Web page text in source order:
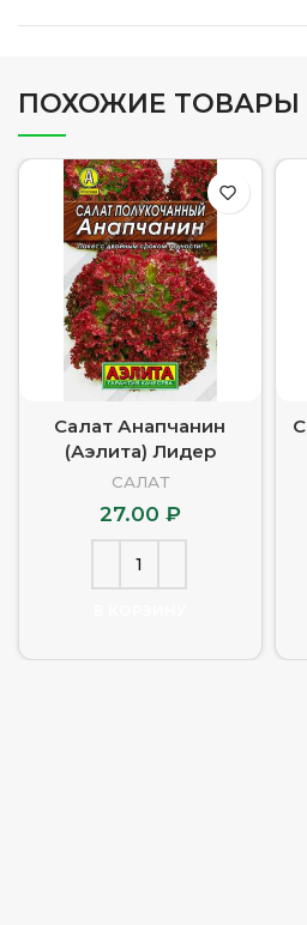
ПОХОЖИЕ ТОВАРЫ
Салат Анапчанин
(Аэлита) Лидер
САЛАТ
27.00 ₽